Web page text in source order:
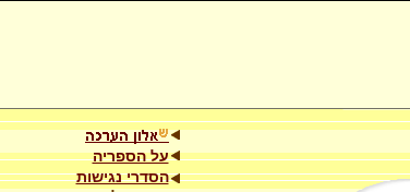
על הספריה
הסדרי נגישות